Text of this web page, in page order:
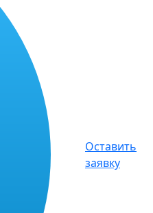
Оставить
заявку